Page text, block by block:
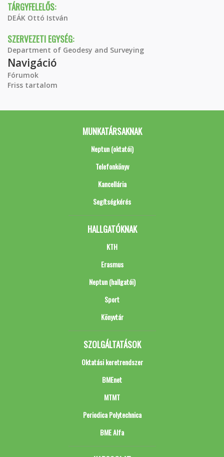
TÁRGYFELELŐS:
DEÁK Ottó István
SZERVEZETI EGYSÉG:
Department of Geodesy and Surveying
Navigáció
Fórumok
Friss tartalom
MUNKATÁRSAKNAK
Neptun (oktatói)
Telefonkönyv
Kancellária
Segítségkérés
HALLGATÓKNAK
KTH
Erasmus
Neptun (hallgatói)
Sport
Könyvtár
SZOLGÁLTATÁSOK
Oktatási keretrendszer
BMEnet
MTMT
Periodica Polytechnica
BME Alfa